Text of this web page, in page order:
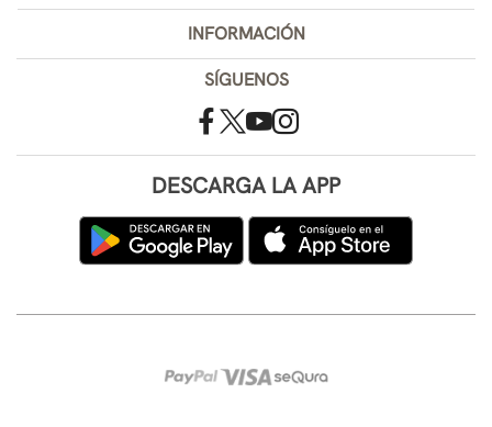
INFORMACIÓN
SÍGUENOS
DESCARGA LA APP